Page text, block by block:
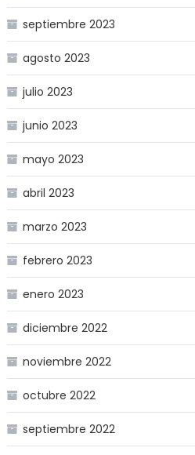
septiembre 2023
agosto 2023
julio 2023
junio 2023
mayo 2023
abril 2023
marzo 2023
febrero 2023
enero 2023
diciembre 2022
noviembre 2022
octubre 2022
septiembre 2022